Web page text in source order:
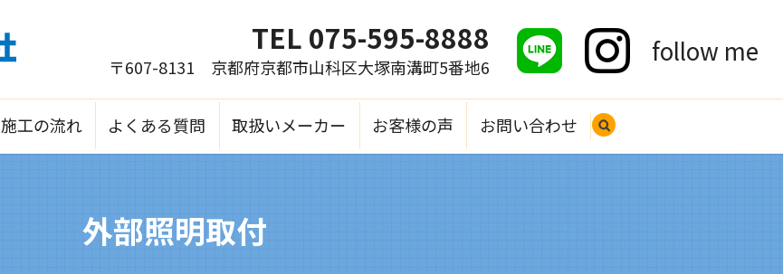
施工の流れ よくある質問 取扱いメーカー お客様の声 お問い合わせ
search
TEL 075-595-8888
〒607-8131 京都府京都市山科区大塚南溝町5番地6 follow me
外部照明取付